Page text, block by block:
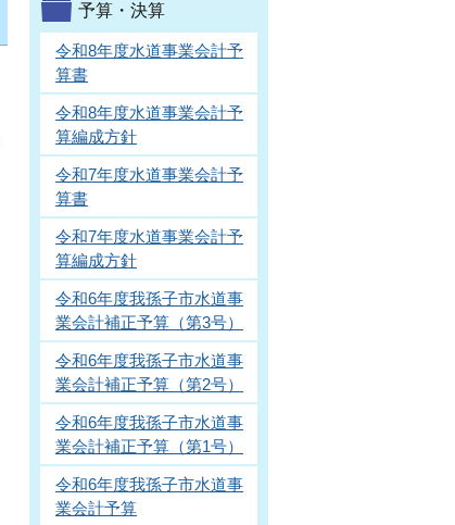
予算・決算
令和8年度水道事業会計予
算書
令和8年度水道事業会計予
算編成方針
令和7年度水道事業会計予
算書
令和7年度水道事業会計予
算編成方針
令和6年度我孫子市水道事
業会計補正予算（第3号）
令和6年度我孫子市水道事
業会計補正予算（第2号）
令和6年度我孫子市水道事
業会計補正予算（第1号）
令和6年度我孫子市水道事
業会計予算